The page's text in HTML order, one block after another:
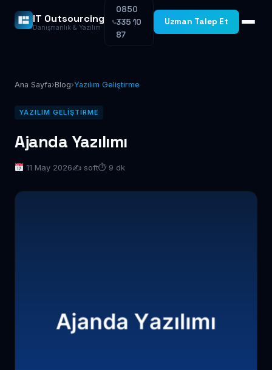
IT Outsourcing
Danışmanlık & Yazılım
0850
335 10
87
Uzman Talep Et
Ana Sayfa›Blog›Yazılım Geliştirme
YAZILIM GELIŞTIRME
Ajanda Yazılımı
11 May 2026✍️ soft⏱ 9 dk